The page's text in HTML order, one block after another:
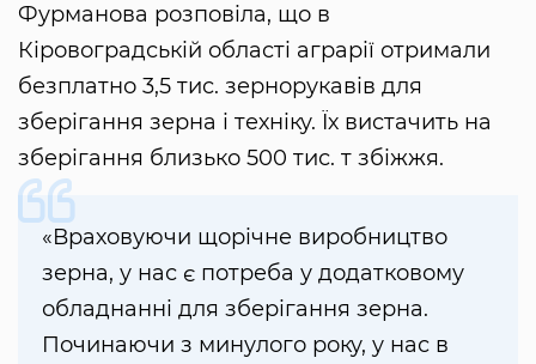
Фурманова розповіла, що в
Кіровоградській області аграрії отримали
безплатно 3,5 тис. зернорукавів для
зберігання зерна і техніку. Їх вистачить на
зберігання близько 500 тис. т збіжжя.
«Враховуючи щорічне виробництво
зерна, у нас є потреба у додатковому
обладнанні для зберігання зерна.
Починаючи з минулого року, у нас в